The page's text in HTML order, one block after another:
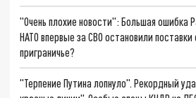
"Очень плохие новости": Большая ошибка
НАТО впервые за СВО остановили
приграничье?
"Терпение Путина лопнуло". Рекордный